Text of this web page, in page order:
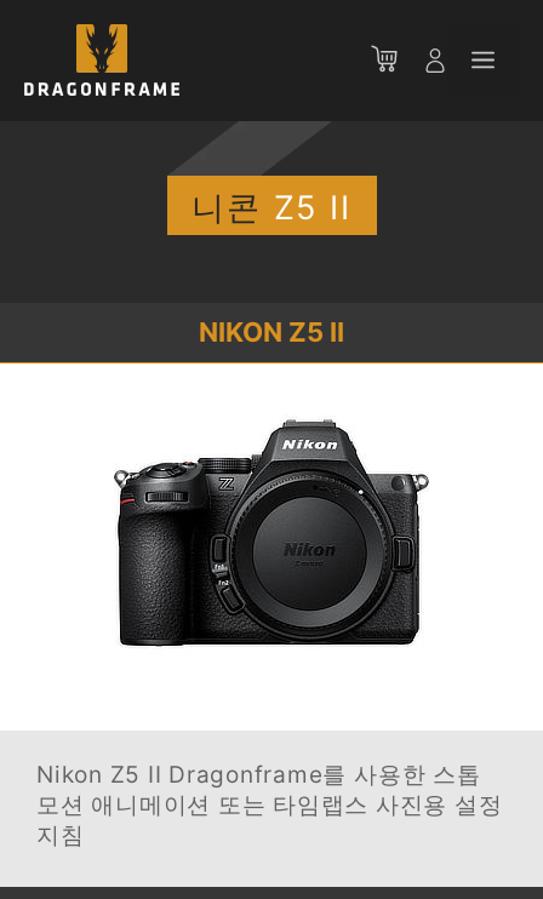
메
니콘 Z5 II
NIKON Z5 II
Nikon Z5 II Dragonframe를 사용한 스톱
모션 애니메이션 또는 타임랩스 사진용 설정
지침